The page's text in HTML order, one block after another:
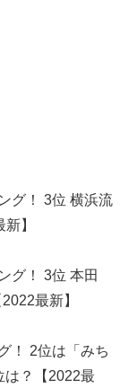
グ！ 3位 横浜流
】
グ！ 3位 本田
最新】
！ 2位は「みち
は？【2022最